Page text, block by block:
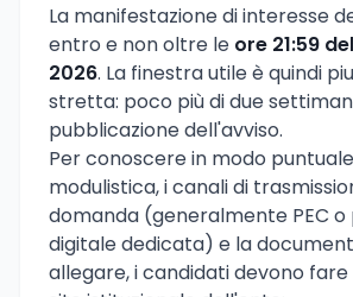
La manifestazione di interesse
entro e non oltre le ore 21:59
2026. La finestra utile è quindi
stretta: poco più di due
pubblicazione dell'avviso.
Per conoscere in modo
modulistica, i canali di
domanda (generalmente PEC
digitale dedicata) e la
allegare, i candidati devono